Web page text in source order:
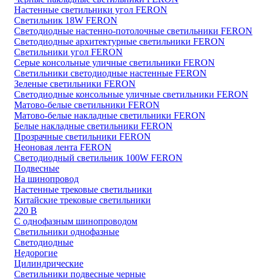
Настенные светильники угол FERON
Светильник 18W FERON
Светодиодные настенно-потолочные светильники FERON
Светодиодные архитектурные светильники FERON
Светильники угол FERON
Серые консольные уличные светильники FERON
Светильники светодиодные настенные FERON
Зеленые светильники FERON
Светодиодные консольные уличные светильники FERON
Матово-белые светильники FERON
Матово-белые накладные светильники FERON
Белые накладные светильники FERON
Прозрачные светильники FERON
Неоновая лента FERON
Светодиодный светильник 100W FERON
Подвесные
На шинопровод
Настенные трековые светильники
Китайские трековые светильники
220 В
С однофазным шинопроводом
Светильники однофазные
Светодиодные
Недорогие
Цилиндрические
Светильники подвесные черные